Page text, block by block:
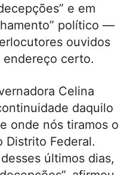
e em
político —
ouvidos
endereço certo.
Celina
daquilo
onde nós tiramos o
Distrito Federal.
últimos dias,